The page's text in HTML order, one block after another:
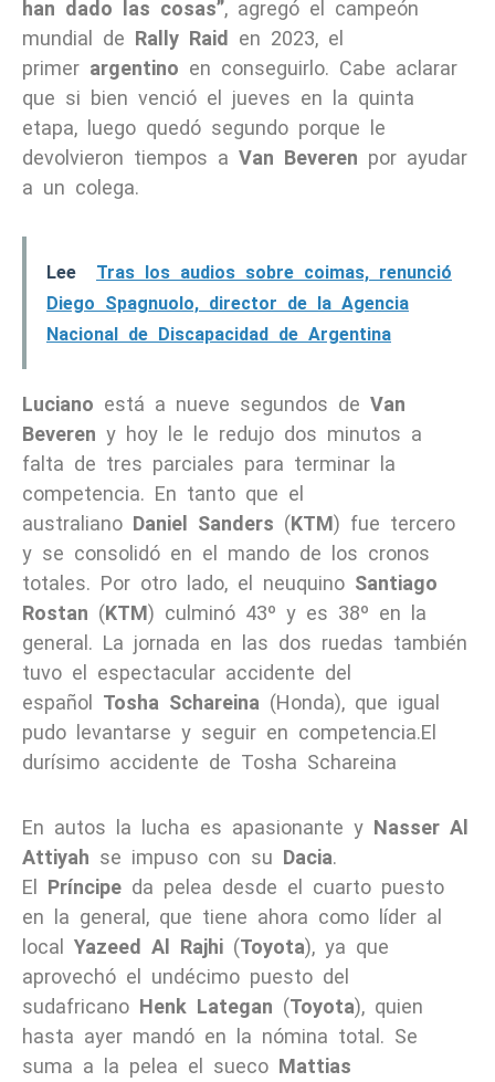
han dado las cosas”, agregó el campeón
mundial de Rally Raid en 2023, el
primer argentino en conseguirlo. Cabe aclarar
que si bien venció el jueves en la quinta
etapa, luego quedó segundo porque le
devolvieron tiempos a Van Beveren por ayudar
a un colega.
Lee
Tras los audios sobre coimas, renunció
Diego Spagnuolo, director de la Agencia
Nacional de Discapacidad de Argentina
Luciano está a nueve segundos de Van
Beveren y hoy le le redujo dos minutos a
falta de tres parciales para terminar la
competencia. En tanto que el
australiano Daniel Sanders (KTM) fue tercero
y se consolidó en el mando de los cronos
totales. Por otro lado, el neuquino Santiago
Rostan (KTM) culminó 43º y es 38º en la
general. La jornada en las dos ruedas también
tuvo el espectacular accidente del
español
Tosha Schareina (Honda), que igual
pudo levantarse y seguir en competencia.El
durísimo accidente de Tosha Schareina
En autos la lucha es apasionante y Nasser Al
Attiyah se impuso con su Dacia.
El Príncipe da pelea desde el cuarto puesto
en la general, que tiene ahora como líder al
local Yazeed Al Rajhi (Toyota), ya que
aprovechó el undécimo puesto del
sudafricano Henk Lategan (Toyota), quien
hasta ayer mandó en la nómina total. Se
suma a la pelea el sueco Mattias